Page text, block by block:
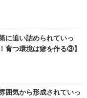
に追い詰められていっ
育つ環境は癖を作る③】
囲気から形成されていっ